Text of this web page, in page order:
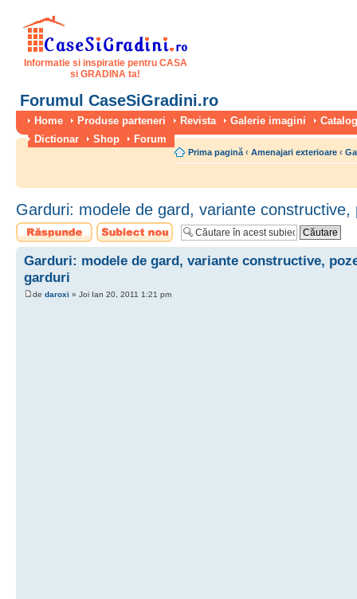
Informatie si inspiratie pentru CASA
si GRADINA ta!
Forumul CaseSiGradini.ro
Home Produse parteneri Revista Galerie imagini
Dictionar
Shop Forum
Prima pagină ‹ Amenajari exterioare ‹
Garduri: modele de gard, variante constructive,
Scrie un răspuns
Scrie un subiect
nou
Garduri: modele de gard, variante constructive,
garduri
de daroxi » Joi Ian 20, 2011 1:21 pm